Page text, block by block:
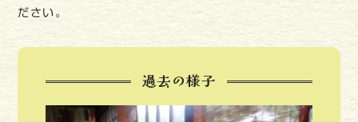
ださい。
過去の様子